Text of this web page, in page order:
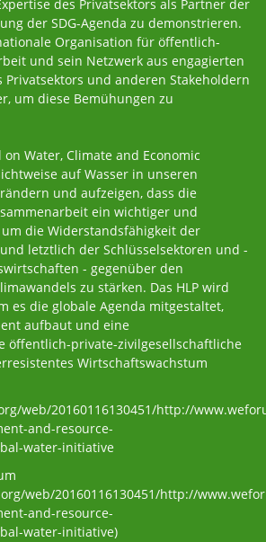
des Privatsektors als Partner der
der SDG-Agenda zu demonstrieren.
Organisation für öffentlich-
und sein Netzwerk aus engagierten
Privatsektors und anderen Stakeholdern
um diese Bemühungen zu
on Water, Climate and Economic
auf Wasser in unseren
und aufzeigen, dass die
ein wichtiger und
die Widerstandsfähigkeit der
letztlich der Schlüsselsektoren und -
- gegenüber den
zu stärken. Das HLP wird
es die globale Agenda mitgestaltet,
aufbaut und eine
öffentlich-private-zivilgesellschaftliche
Wirtschaftswachstum
web/20160116130451/http://
and-resource-
water-initiative
web/20160116130451/http://
and-resource-
water-initiative)